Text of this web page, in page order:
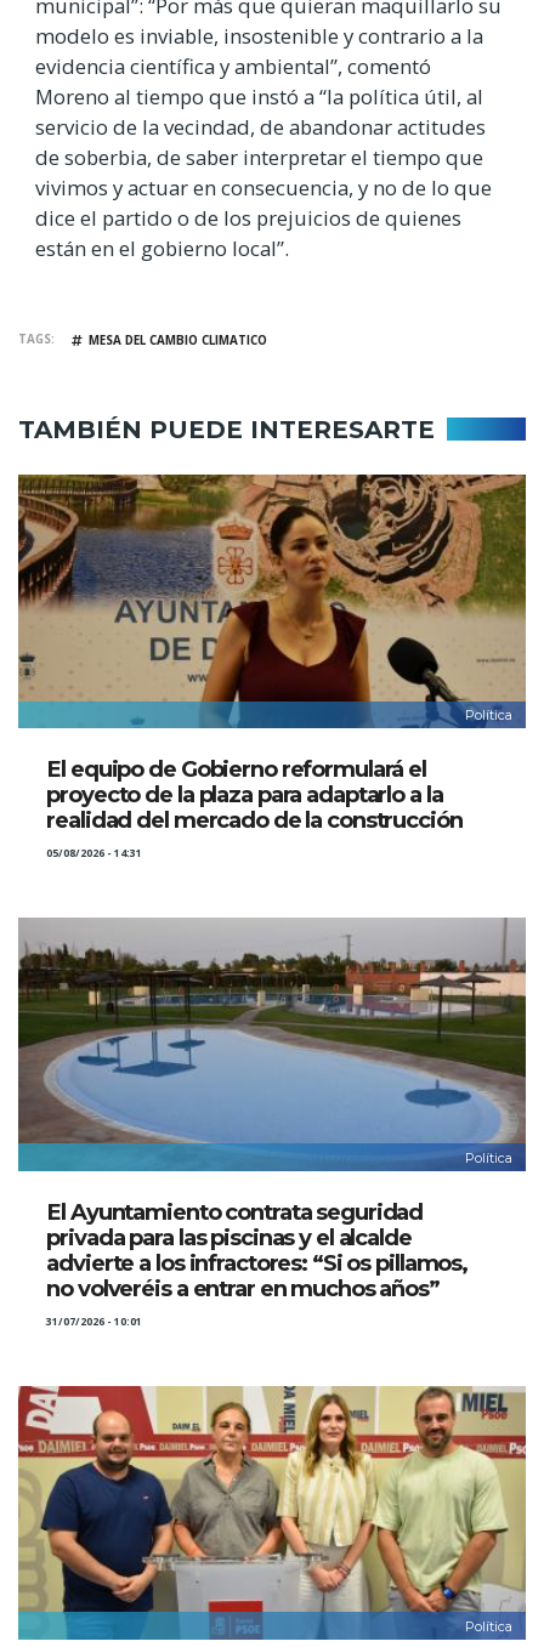
modelo es inviable, insostenible y contrario a la
evidencia científica y ambiental”, comentó
Moreno al tiempo que instó a “la política útil, al
servicio de la vecindad, de abandonar actitudes
de soberbia, de saber interpretar el tiempo que
vivimos y actuar en consecuencia, y no de lo que
dice el partido o de los prejuicios de quienes
están en el gobierno local”.
TAGS MESA DEL CAMBIO CLIMATICO
TAMBIÉN PUEDE INTERESARTE
Política
El equipo de Gobierno reformulará el
proyecto de la plaza para adaptarlo a la
realidad del mercado de la construcción
05/08/2026 - 14:31
Política
El Ayuntamiento contrata seguridad
privada para las piscinas y el alcalde
advierte a los infractores: “Si os pillamos,
no volveréis a entrar en muchos años”
31/07/2026 - 10:01
Política